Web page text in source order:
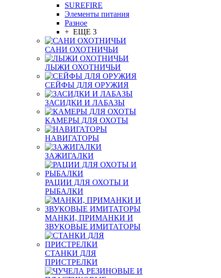
SUREFIRE
Элементы питания
Разное
+ ЕЩЕ 3
САНИ ОХОТНИЧЬИ
ЛЫЖИ ОХОТНИЧЬИ
СЕЙФЫ ДЛЯ ОРУЖИЯ
ЗАСИДКИ И ЛАБАЗЫ
КАМЕРЫ ДЛЯ ОХОТЫ
НАВИГАТОРЫ
ЗАЖИГАЛКИ
РАЦИИ ДЛЯ ОХОТЫ И
РЫБАЛКИ
МАНКИ, ПРИМАНКИ И
ЗВУКОВЫЕ ИМИТАТОРЫ
СТАНКИ ДЛЯ
ПРИСТРЕЛКИ